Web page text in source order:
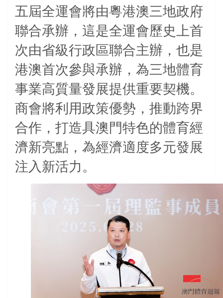
五屆全運會將由粵港澳三地政府
聯合承辦，這是全運會歷史上首
次由省級行政區聯合主辦，也是
港澳首次參與承辦，為三地體育
事業高質量發展提供重要契機。
商會將利用政策優勢，推動跨界
合作，打造具澳門特色的體育經
濟新亮點，為經濟適度多元發展
注入新活力。